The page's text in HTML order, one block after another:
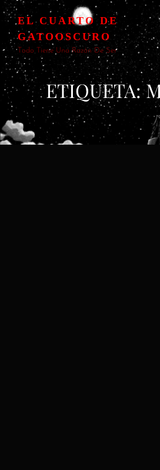
EL CUARTO DE
GATOOSCURO
Todo Tiene Una Razón De Ser
ETIQUETA: